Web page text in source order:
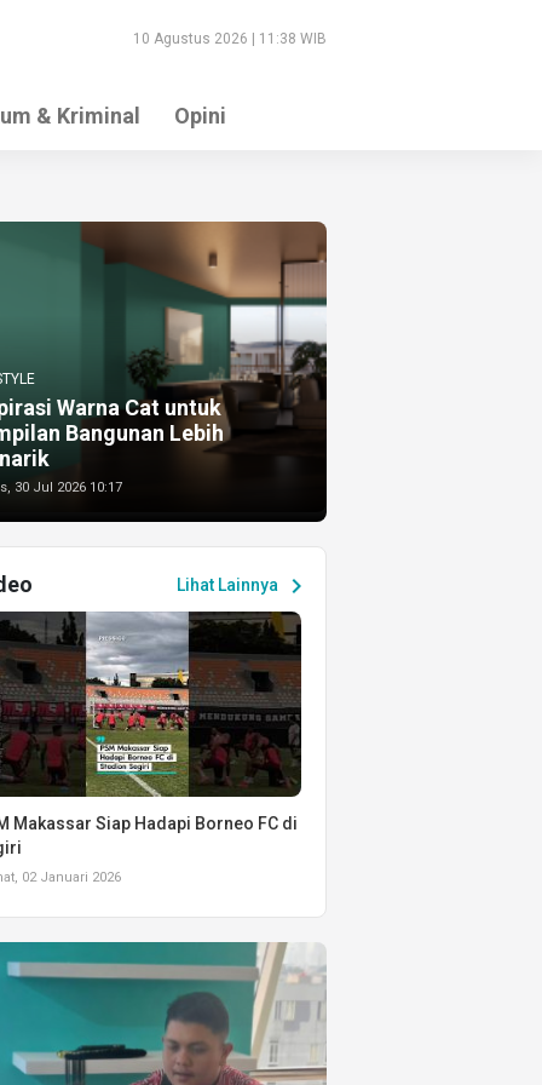
10 Agustus 2026 | 11:38 WIB
& Kriminal Opini
Warna Cat untuk
Bangunan Lebih
30 Jul 2026 10:17
Lihat Lainnya chevron_right
Makassar Siap Hadapi Borneo FC di
02 Januari 2026